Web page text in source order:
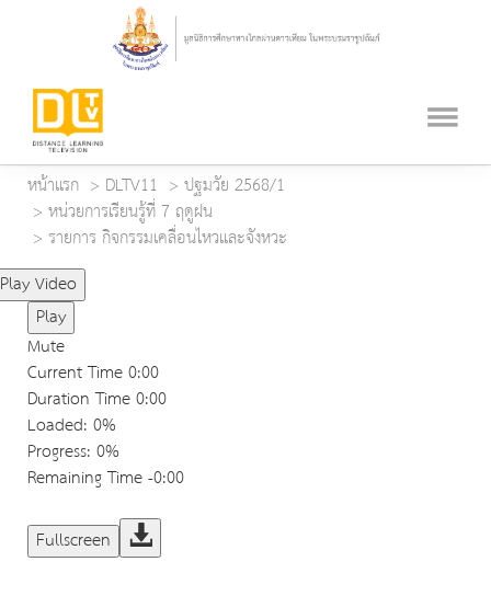
หน้าแรก DLTV11
ปฐมวัย 2568/1
หน่วยการเรียนรู้ที่ 7 ฤดูฝน
รายการ กิจกรรมเคลื่อนไหวและจังหวะ
Play Video
Play
Mute
Current Time0:00
Duration Time0:00
Loaded: 0%
Progress: 0%
Remaining Time-0:00
Fullscreen